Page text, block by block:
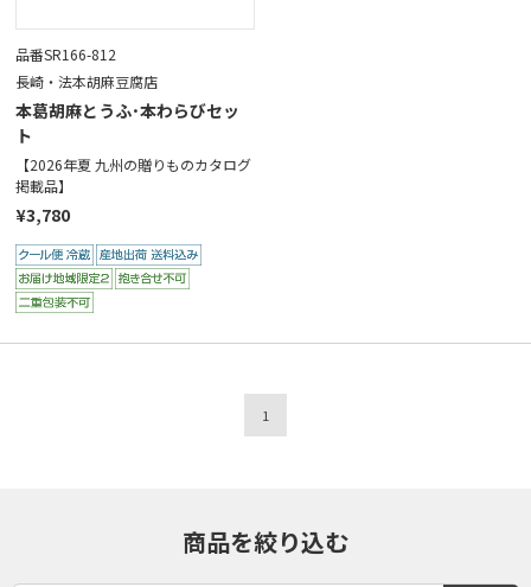
品番SR166-812
長崎・法本胡麻豆腐店
本葛胡麻とうふ･本わらびセッ
ト
【2026年夏 九州の贈りものカタログ
掲載品】
¥3,780
1
商品を絞り込む